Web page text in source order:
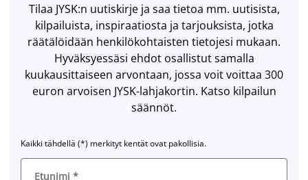
Tilaa JYSK:n uutiskirje ja saa tietoa mm. uutisista,
kilpailuista, inspiraatiosta ja tarjouksista, jotka
räätälöidään henkilökohtaisten tietojesi mukaan.
Hyväksyessäsi ehdot osallistut samalla
kuukausittaiseen arvontaan, jossa voit voittaa 300
euron arvoisen JYSK-lahjakortin. Katso kilpailun
säännöt.
Kaikki tähdellä (*) merkityt kentät ovat pakollisia.
Etunimi *